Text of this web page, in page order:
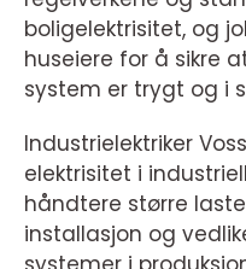
boligelektrisitet, og
huseiere for å sikre
system er trygt og i
Industrielektriker
elektrisitet i
håndtere større
installasjon og